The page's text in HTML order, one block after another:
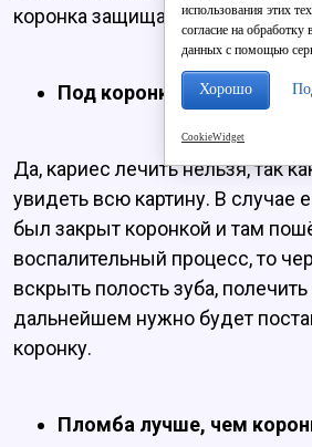
коронка защищает его от
Под коронкой
Да, кариес лечить нельзя, так
увидеть всю картину. В случае
был закрыт коронкой и там
воспалительный процесс, то
вскрыть полость зуба, полечить
дальнейшем нужно будет
коронку.
Пломба лучше, чем
использования этих
согласие на
данных с помощью
Хорошо
CookieWidget